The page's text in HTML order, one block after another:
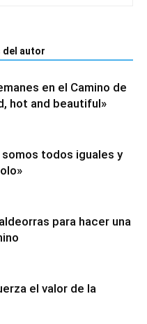
del autor
en el Camino de
hot and beautiful»
somos todos iguales y
para hacer una
el valor de la